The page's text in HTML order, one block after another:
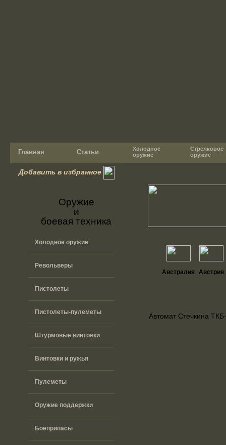
Главная Статьи
Холодное
оружие
Стрелковое
оружие
Добавить в избранное
Оружие
и
боевая техника
Холодное оружие
Револьверы
Пистолеты
Пистолеты-пулеметы
Штурмовые винтовки
Винтовки и ружья
Пулеметы
Оружие поддержки
Боеприпасы
Австралия Австрия
Автомат Стечкина